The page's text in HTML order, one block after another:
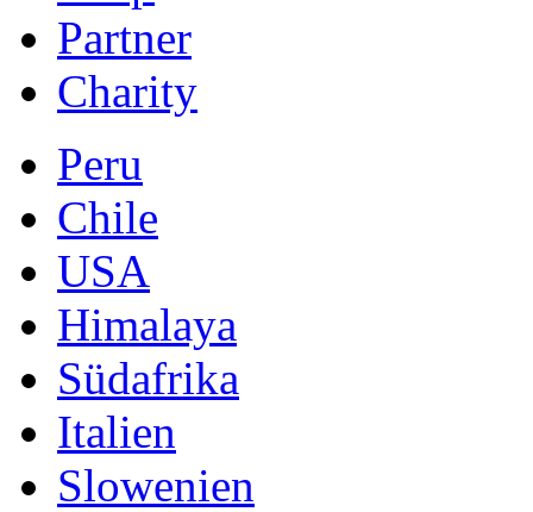
Partner
Charity
Peru
Chile
USA
Himalaya
Südafrika
Italien
Slowenien